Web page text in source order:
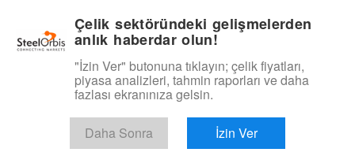
Ücretsiz Deneyin
Çelik sektöründeki gelişmelerden
anlık haberdar olun!
"İzin Ver" butonuna tıklayın; çelik fiyatları,
piyasa analizleri, tahmin raporları ve daha
fazlası ekranınıza gelsin.
Daha Sonra İzin Ver